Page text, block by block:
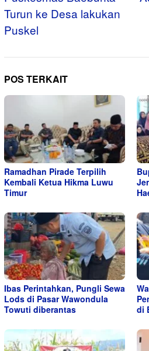
Turun ke Desa lakukan
Puskel
POS TERKAIT
Ramadhan Pirade Terpilih
Kembali Ketua Hikma Luwu
Timur
Ibas Perintahkan, Pungli Sewa
Lods di Pasar Wawondula
Towuti diberantas
di